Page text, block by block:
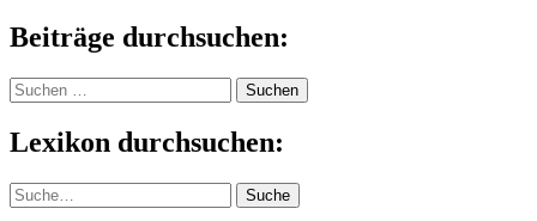
Beiträge durchsuchen:
Suchen
nach:
Lexikon durchsuchen:
Suche Suche